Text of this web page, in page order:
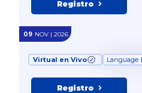
Registro
09 NOV | 2026
Virtual en Vivo Language
Registro